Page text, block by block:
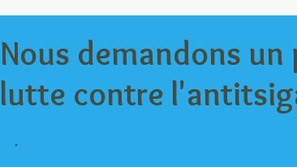
Nous demandons
lutte contre
.